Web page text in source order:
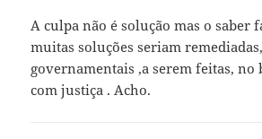
A culpa não é solução mas o saber
muitas soluções seriam
governamentais ,a serem feitas, no
com justiça . Acho.